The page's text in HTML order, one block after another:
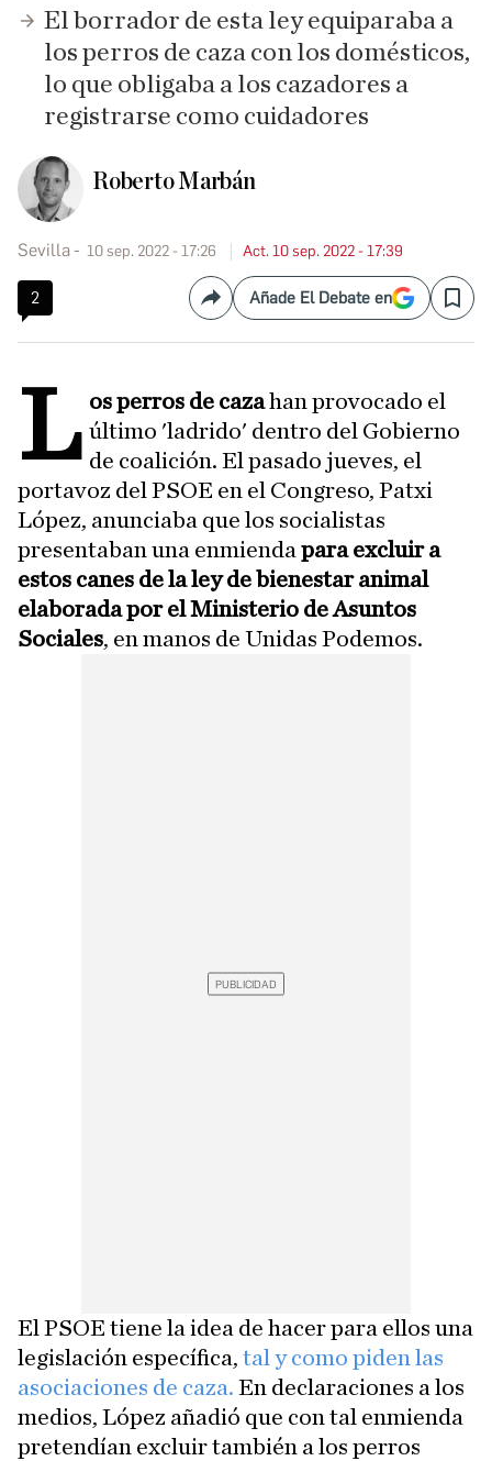
El borrador de esta ley equiparaba a
los perros de caza con los domésticos,
lo que obligaba a los cazadores a
registrarse como cuidadores
Roberto Marbán
Sevilla 10 sep. 2022 - 17:26 Act. 10 sep. 2022 - 17:39
2 CompartirAñade El Debate en Save
L os perros de cazahan provocado el
último 'ladrido' dentro del Gobierno
de coalición. El pasado jueves, el
portavoz del PSOE en el Congreso, Patxi
López, anunciaba que los socialistas
presentaban una enmienda para excluir a
estos canes de la ley de bienestar animal
elaborada por el Ministerio de Asuntos
Sociales, en manos de Unidas Podemos.
El PSOE tiene la idea de hacer para ellos una
legislación específica, tal y como piden las
asociaciones de caza. En declaraciones a los
medios, López añadió que con tal enmienda
pretendían excluir también a los perros